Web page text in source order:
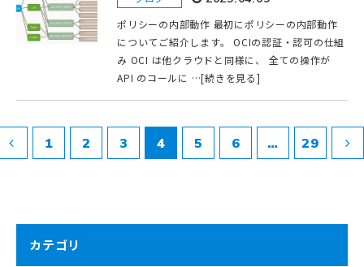
ポリシーの内部動作 最初にポリシーの内部動作
についてご紹介します。 OCIの認証・認可の仕組
み OCI は他クラウドと同様に、 全ての操作が
API のコールに …[続きを見る]
1 2 3 4 5 6 … 29
カテゴリ